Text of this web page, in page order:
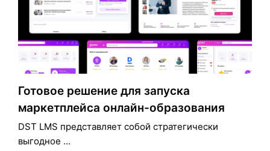
Готовое решение для запуска
маркетплейса онлайн-образования
DST LMS представляет собой стратегически
выгодное ...